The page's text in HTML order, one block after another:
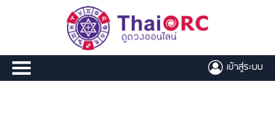
เข้าสู่ระบบ